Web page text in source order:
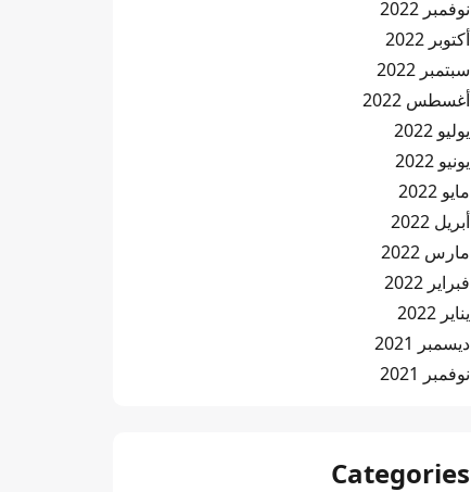
نوفمبر 2022
أكتوبر 2022
سبتمبر 2022
أغسطس 2022
يوليو 2022
يونيو 2022
مايو 2022
أبريل 2022
مارس 2022
فبراير 2022
يناير 2022
ديسمبر 2021
نوفمبر 2021
Categories